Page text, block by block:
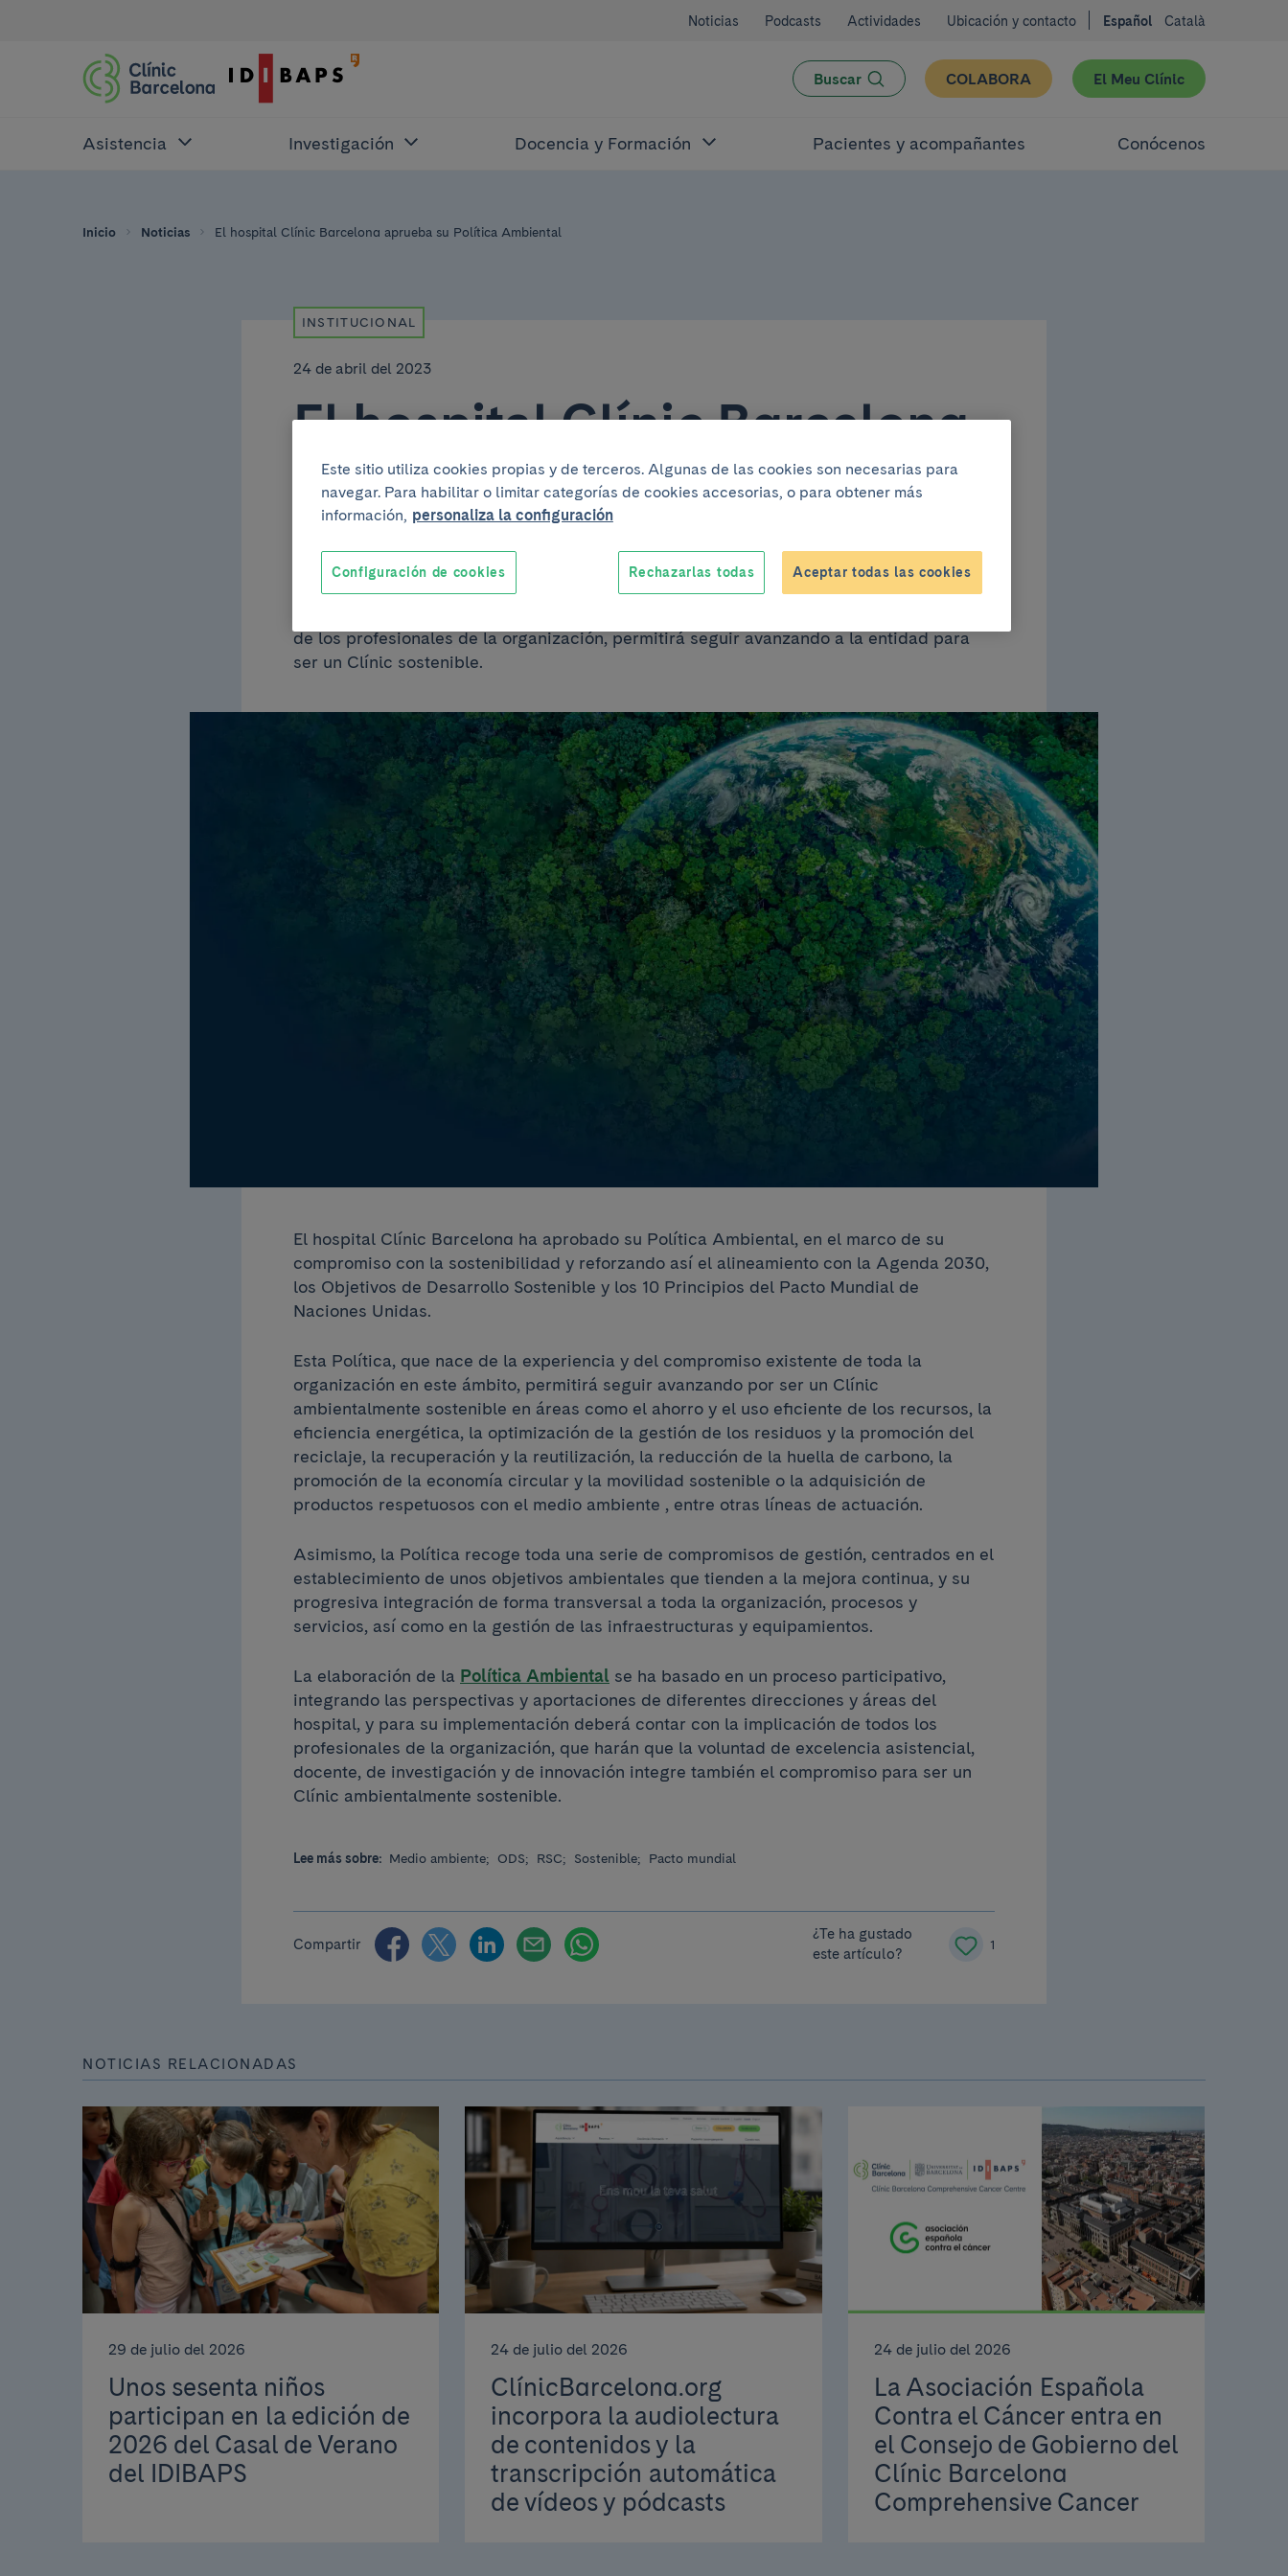
Noticias Podcasts Actividades Ubicación y contacto Español Català
Buscar COLABORA El Meu Clínic
Asistencia Investigación Docencia y Formación Pacientes y acompañantes Conócenos
Inicio Noticias El hospital Clínic Barcelona aprueba su Política Ambiental
INSTITUCIONAL
24 de abril del 2023
El hospital Clínic Barcelona
aprueba su Política
Ambiental
de los profesionales de la organización, permitirá seguir avanzando a la entidad para
ser un Clínic sostenible.
El hospital Clínic Barcelona ha aprobado su Política Ambiental, en el marco de su
compromiso con la sostenibilidad y reforzando así el alineamiento con la Agenda 2030,
los Objetivos de Desarrollo Sostenible y los 10 Principios del Pacto Mundial de
Naciones Unidas.
Esta Política, que nace de la experiencia y del compromiso existente de toda la
organización en este ámbito, permitirá seguir avanzando por ser un Clínic
ambientalmente sostenible en áreas como el ahorro y el uso eficiente de los recursos, la
eficiencia energética, la optimización de la gestión de los residuos y la promoción del
reciclaje, la recuperación y la reutilización, la reducción de la huella de carbono, la
promoción de la economía circular y la movilidad sostenible o la adquisición de
productos respetuosos con el medio ambiente , entre otras líneas de actuación.
Asimismo, la Política recoge toda una serie de compromisos de gestión, centrados en el
establecimiento de unos objetivos ambientales que tienden a la mejora continua, y su
progresiva integración de forma transversal a toda la organización, procesos y
servicios, así como en la gestión de las infraestructuras y equipamientos.
La elaboración de la Política Ambiental se ha basado en un proceso participativo,
integrando las perspectivas y aportaciones de diferentes direcciones y áreas del
hospital, y para su implementación deberá contar con la implicación de todos los
profesionales de la organización, que harán que la voluntad de excelencia asistencial,
docente, de investigación y de innovación integre también el compromiso para ser un
Clínic ambientalmente sostenible.
Lee más sobre: Medio ambiente; ODS; RSC; Sostenible; Pacto mundial
Compartir
¿Te ha gustado
este artículo?
1
NOTICIAS RELACIONADAS
29 de julio del 2026
Unos sesenta niños
participan en la edición de
2026 del Casal de Verano
del IDIBAPS
24 de julio del 2026
ClínicBarcelona.org
incorpora la audiolectura
de contenidos y la
transcripción automática
de vídeos y pódcasts
24 de julio del 2026
La Asociación Española
Contra el Cáncer entra en
el Consejo de Gobierno del
Clínic Barcelona
Comprehensive Cancer
Este sitio utiliza cookies propias y de terceros. Algunas de las cookies son necesarias para
navegar. Para habilitar o limitar categorías de cookies accesorias, o para obtener más
información, personaliza la configuración
Rechazarlas todas Aceptar todas las cookies
Configuración de cookies